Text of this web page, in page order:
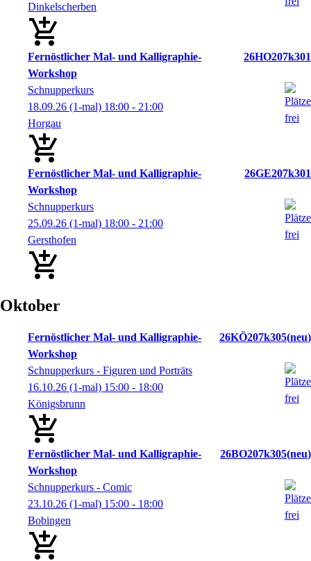
Dinkelscherben
Fernöstlicher Mal- und Kalligraphie-
Workshop
26HO207k301
Schnupperkurs
18.09.26 (1-mal) 18:00 - 21:00
Horgau
Fernöstlicher Mal- und Kalligraphie-
Workshop
26GE207k301
Schnupperkurs
25.09.26 (1-mal) 18:00 - 21:00
Gersthofen
Oktober
Fernöstlicher Mal- und Kalligraphie-
Workshop
26KÖ207k305 neu
Schnupperkurs - Figuren und Porträts
16.10.26 (1-mal) 15:00 - 18:00
Königsbrunn
Fernöstlicher Mal- und Kalligraphie-
Workshop
26BO207k305 neu
Schnupperkurs - Comic
23.10.26 (1-mal) 15:00 - 18:00
Bobingen